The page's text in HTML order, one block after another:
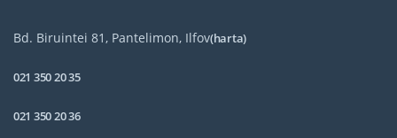
Bd. Biruintei 81, Pantelimon, Ilfov(harta)
021 350 20 35
021 350 20 36